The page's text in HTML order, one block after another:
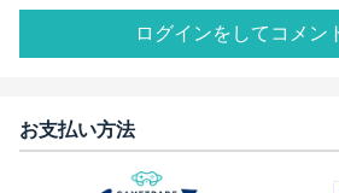
ログインをしてコメン
お支払い方法